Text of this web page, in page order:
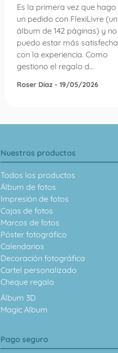
Es la primera vez que hago
un pedido con FlexiLivre (un
álbum de 142 páginas) y no
puedo estar más satisfecha
con la experiencia. Como
gestiono el regalo d...
Roser Diaz - 19/05/2026
Nuestros productos
Todos los productos
Álbum de fotos
Impresión de fotos
Cajas de fotos
Marcos de fotos
Póster fotográfico
Calendarios
Decoración fotográfica
Cartel personalizado
Cheque regalo
Álbum 3D
Magic Album
Pago seguro